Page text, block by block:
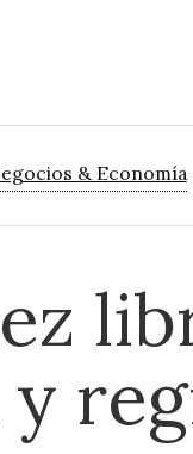
& Economía